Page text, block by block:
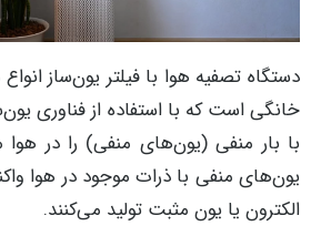
دستگاه تصفیه هوا با فیلتر یون‌ساز
خانگی است که با استفاده از فناوری
با بار منفی (یون‌های منفی) را در هوا
یون‌های منفی با ذرات موجود در هوا
الکترون یا یون مثبت تولید می‌کنند.